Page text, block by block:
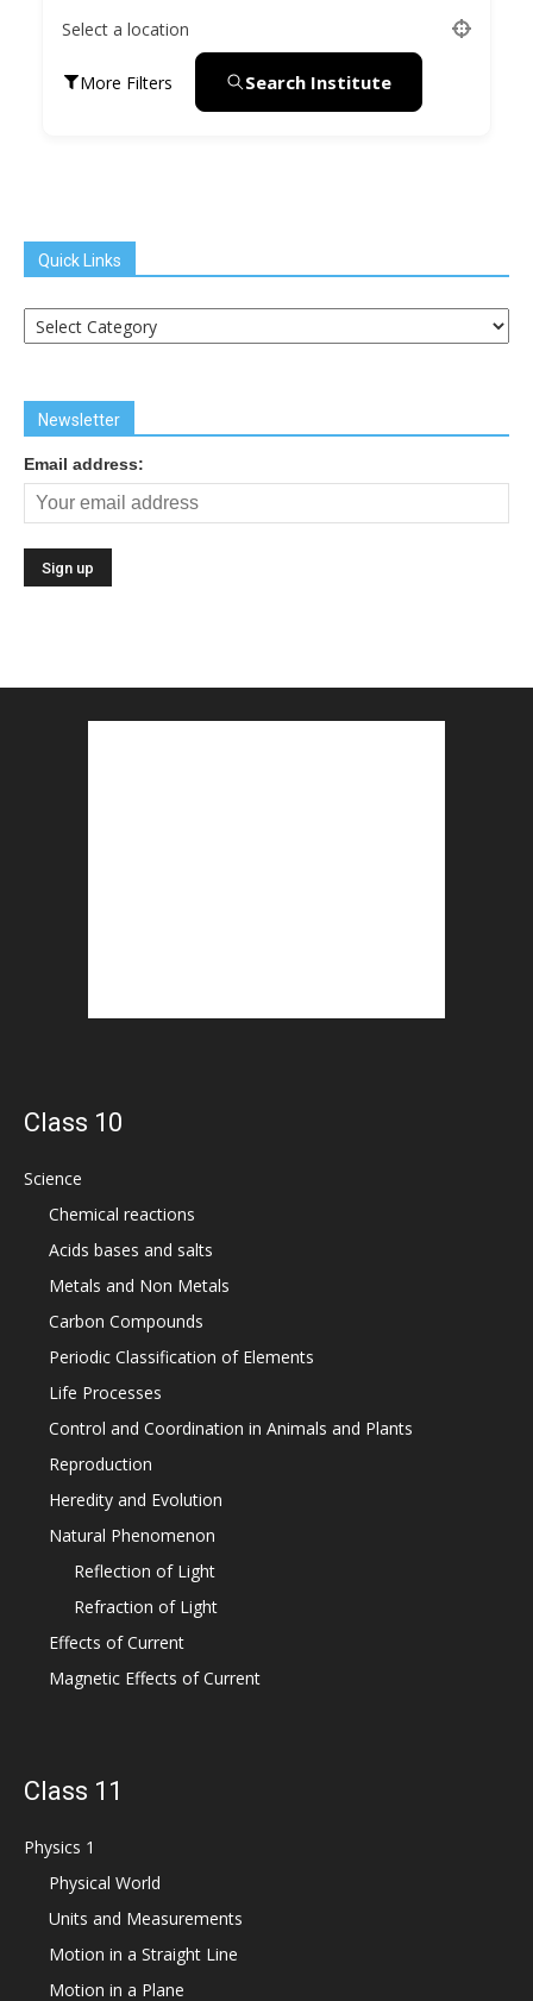
Select a location
More Filters Search Institute
Quick Links
Quick
Links
Newsletter
Email address:
Class 10
Science
Chemical reactions
Acids bases and salts
Metals and Non Metals
Carbon Compounds
Periodic Classification of Elements
Life Processes
Control and Coordination in Animals and Plants
Reproduction
Heredity and Evolution
Natural Phenomenon
Reflection of Light
Refraction of Light
Effects of Current
Magnetic Effects of Current
Class 11
Physics 1
Physical World
Units and Measurements
Motion in a Straight Line
Motion in a Plane